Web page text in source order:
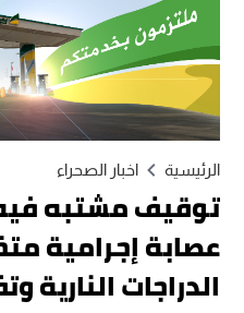
الرئيسية اخبار الصحراء
توقيف مشتبه
عصابة إجرامية
الدراجات النارية